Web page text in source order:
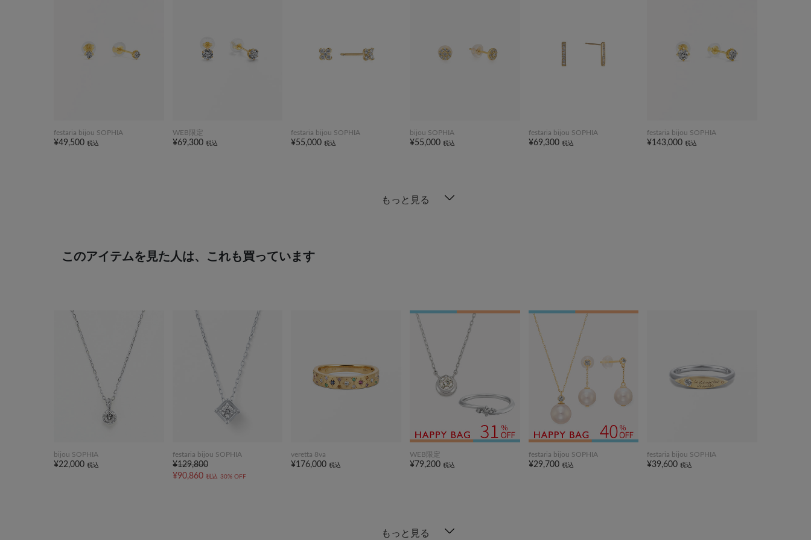
festaria bijou SOPHIA
¥49,500 税込
WEB限定
¥69,300 税込
festaria bijou SOPHIA
¥55,000税込
bijou SOPHIA
¥55,000 税込
festaria bijou SOPHIA
¥69,300 税込
festaria bijou SOPHIA
¥143,000税込
もっと見る
このアイテムを見た人は、これも買っています
bijou SOPHIA
¥22,000 税込
festaria bijou SOPHIA
¥129,800
¥90,860 税込 30% OFF
veretta 8va
¥176,000税込
WEB限定
¥79,200 税込
festaria bijou SOPHIA
¥29,700 税込
festaria bijou SOPHIA
¥39,600税込
もっと見る